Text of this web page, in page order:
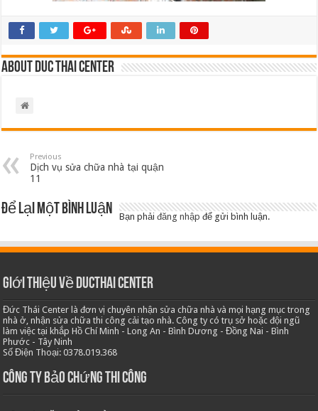
About Duc Thai Center
Previous
Dịch vụ sửa chữa nhà tại quận
11
Để lại một bình luận Bạn phảiđăng nhập để gửi bình luận.
Giới thiệu về Ducthai Center
Đức Thái Center là đơn vị chuyên nhận sửa chữa nhà và mọi hạng mục trong
nhà ở, nhận sửa chữa thi công cải tạo nhà. Công ty có trụ sở hoặc đội ngũ
làm việc tại khắp Hồ Chí Minh - Long An - Bình Dương - Đồng Nai - Bình
Phước - Tây Ninh
Số Điện Thoại: 0378.019.368
Công ty bảo chứng thi công